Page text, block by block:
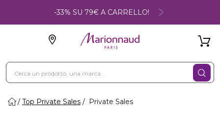
-33% SU 79€ A CARRELLO!
Top Private Sales Private Sales